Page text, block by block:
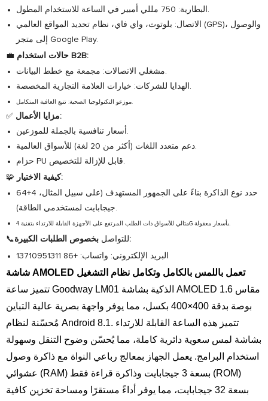
البطارية: 750 مللي أمبير في الساعة للاستخدام المطول.
الاتصال: بلوتوث، واي فاي، نظام تحديد المواقع العالمي (GPS)، والوصول
إلى متجر Google Play.
💼
حالات استخدام B2B:
مشغلي الاتصالات: مجمعة مع خطط البيانات.
الهدايا للشركات: خيارات العلامة التجارية المخصصة.
موزعو التكنولوجيا الصحية: تتبع العافية المتكامل.
✅
مزايا الأعمال:
أسعار تنافسية بالجملة للموزعين.
دعم متعدد اللغات (أكثر من 20 لغة) للأسواق العالمية.
حزام PU قابل للإزالة للتخصيص.
🧩
كيفية الاختيار:
حدد نوع الذاكرة بناءً على الجمهور المستهدف (على سبيل المثال، 4+64
جيجابايت لمستخدمي الطاقة).
مثالي للأسواق ذات الطلب المرتفع على الأجهزة القابلة للارتداء بتقنية 4G بأسعار معقولة.
📞للتواصلبخصوص الطلبات الكبيرة:
البريد الإلكتروني: واتساب: +86 13710951311
شاشة AMOLED تعمل باللمس بالكامل وتكامل نظام التشغيل
تتميز ساعة Goodway LM01 الذكية بشاشة AMOLED مقاس 1.6
بوصة بدقة 400×400 بكسل، مما يوفر واجهة بصرية عالية التباين
مُحسّنة لنظام Android 8.1. تتميز هذه الساعة القابلة للارتداء
بشاشة لمس سعوية دائرية كاملة، مما يُحسّن وضوح التنقل وسهولة
استخدام البرامج. يعمل الجهاز بمعالج رباعي النواة مع ذاكرة وصول
عشوائي (RAM) بسعة 3 جيجابايت وذاكرة قراءة فقط (ROM)
بسعة 32 جيجابايت، مما يوفر أداءً مستقرًا ومساحة تخزين كافية